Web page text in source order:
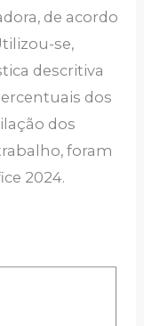
de acordo
se,
descritiva
dos
dos
foram
2024.